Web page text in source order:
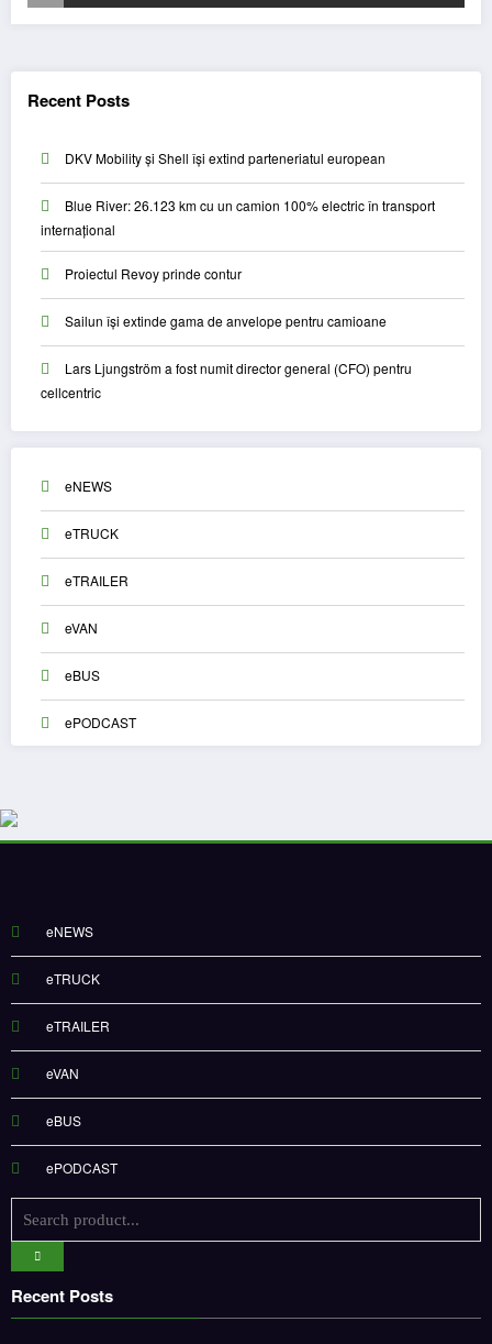
Recent Posts
DKV Mobility și Shell își extind parteneriatul european
Blue River: 26.123 km cu un camion 100% electric în transport
internațional
Proiectul Revoy prinde contur
Sailun își extinde gama de anvelope pentru camioane
Lars Ljungström a fost numit director general (CFO) pentru
cellcentric
eNEWS
eTRUCK
eTRAILER
eVAN
eBUS
ePODCAST
eNEWS
eTRUCK
eTRAILER
eVAN
eBUS
ePODCAST
Recent Posts